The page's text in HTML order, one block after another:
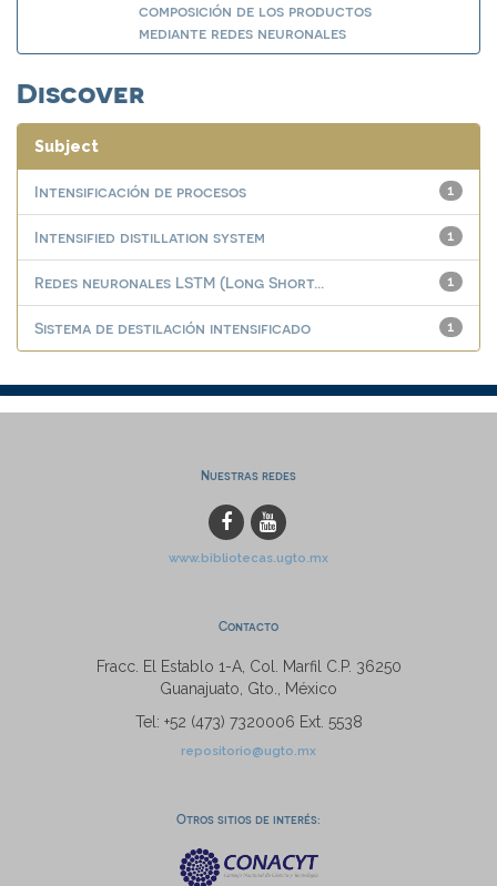
composición de los productos
mediante redes neuronales
Discover
Subject
1
Intensificación de procesos
1
Intensified distillation system
1
Redes neuronales LSTM (Long Short...
1
Sistema de destilación intensificado
Nuestras redes
www.bibliotecas.ugto.mx
Contacto
Fracc. El Establo 1-A, Col. Marfil C.P. 36250
Guanajuato, Gto., México
Tel: +52 (473) 7320006 Ext. 5538
repositorio@ugto.mx
Otros sitios de interés: